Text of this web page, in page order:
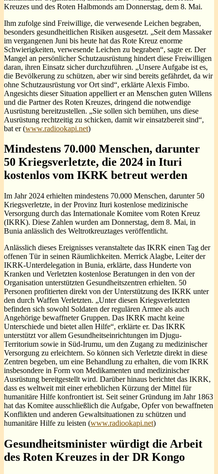
Kreuzes und des Roten Halbmonds am Donnerstag, dem 8. Mai.
Ihm zufolge sind Freiwillige, die verwesende Leichen begraben,
besonders gesundheitlichen Risiken ausgesetzt. „Seit dem Massaker
im vergangenen Juni bis heute hat das Rote Kreuz enorme
Schwierigkeiten, verwesende Leichen zu begraben“, sagte er. Der
Mangel an persönlicher Schutzausrüstung hindert diese Freiwilligen
daran, ihren Einsatz sicher durchzuführen. „Unsere Aufgabe ist es,
die Bevölkerung zu schützen, aber wir sind bereits gefährdet, da wir
ohne Schutzausrüstung vor Ort sind“, erklärte Alexis Fimbo.
Angesichts dieser Situation appelliert er an Menschen guten Willens
und die Partner des Roten Kreuzes, dringend die notwendige
Ausrüstung bereitzustellen. „Sie sollen sich bemühen, uns diese
Ausrüstung rechtzeitig zu schicken, damit wir einsatzbereit sind“,
bat er (www.radiookapi.net)
Mindestens 70.000 Menschen, darunter
50 Kriegsverletzte, die 2024 in Ituri
kostenlos vom IKRK betreut werden
Im Jahr 2024 erhielten mindestens 70.000 Menschen, darunter 50
Kriegsverletzte, in der Provinz Ituri kostenlose medizinische
Versorgung durch das Internationale Komitee vom Roten Kreuz
(IKRK). Diese Zahlen wurden am Donnerstag, dem 8. Mai, in
Bunia anlässlich des Weltrotkreuztages veröffentlicht.
Anlässlich dieses Ereignisses veranstaltete das IKRK einen Tag der
offenen Tür in seinen Räumlichkeiten. Merrick Alagbe, Leiter der
IKRK-Unterdelegation in Bunia, erklärte, dass Hunderte von
Kranken und Verletzten kostenlose Beratungen in den von der
Organisation unterstützten Gesundheitszentren erhielten. 50
Personen profitierten direkt von der Unterstützung des IKRK unter
den durch Waffen Verletzten. „Unter diesen Kriegsverletzten
befinden sich sowohl Soldaten der regulären Armee als auch
Angehörige bewaffneter Gruppen. Das IKRK macht keine
Unterschiede und bietet allen Hilfe“, erklärte er. Das IKRK
unterstützt vor allem Gesundheitseinrichtungen im Djugu-
Territorium sowie in Süd-Irumu, um den Zugang zu medizinischer
Versorgung zu erleichtern. So können sich Verletzte direkt in diese
Zentren begeben, um eine Behandlung zu erhalten, die vom IKRK
insbesondere in Form von Medikamenten und medizinischer
Ausrüstung bereitgestellt wird. Darüber hinaus berichtet das IKRK,
dass es weltweit mit einer erheblichen Kürzung der Mittel für
humanitäre Hilfe konfrontiert ist. Seit seiner Gründung im Jahr 1863
hat das Komitee ausschließlich die Aufgabe, Opfer von bewaffneten
Konflikten und anderen Gewaltsituationen zu schützen und
humanitäre Hilfe zu leisten (www.radiookapi.net)
Gesundheitsminister würdigt die Arbeit
des Roten Kreuzes in der DR Kongo